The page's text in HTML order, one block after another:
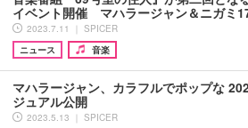
イベント開催 マハラージャン＆ニガミ
2023.7.11 ｜ SPICER
ニュース
音楽
マハラージャン、カラフルでポップな
ジュアル公開
2023.5.13 ｜ SPICER